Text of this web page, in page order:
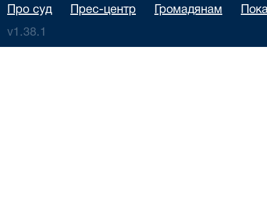
Про суд Прес-центр Громадянам
v1.38.1